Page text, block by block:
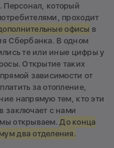
Персонал, который
проходит
офисы в
Сбербанка. В одном
те или иные цифры у
Открытие таких
зависимости от
за отопление,
напрямую тем, кто эти
заключает с нами
открываем. До конца
два отделения.